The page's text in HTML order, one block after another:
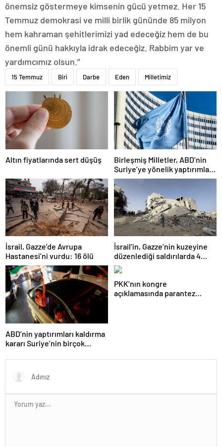
önemsiz göstermeye kimsenin gücü yetmez. Her 15
Temmuz demokrasi ve milli birlik gününde 85 milyon
hem kahraman şehitlerimizi yad edeceğiz hem de bu
önemli günü hakkıyla idrak edeceğiz. Rabbim yar ve
yardımcımız olsun.”
15 Temmuz Biri Darbe Eden Milletimiz
Altın fiyatlarında sert düşüş
Birleşmiş Milletler, ABD’nin
Suriye’ye yönelik yaptırımları
kaldırma kararından memnun
İsrail, Gazze’de Avrupa
Hastanesi’ni vurdu: 16 ölü
İsrail’in, Gazze’nin kuzeyine
düzenlediği saldırılarda 4
Filistinli öldü
ABD’nin yaptırımları kaldırma
kararı Suriye’nin birçok
PKK’nın kongre
açıklamasında parantez